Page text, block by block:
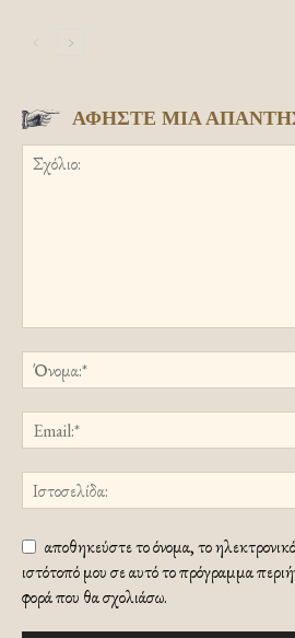
ΑΦΗΣΤΕ ΜΙΑ
αποθηκεύστε το όνομα, το
ιστότοπό μου σε αυτό το πρόγραμμα
φορά που θα σχολιάσω.